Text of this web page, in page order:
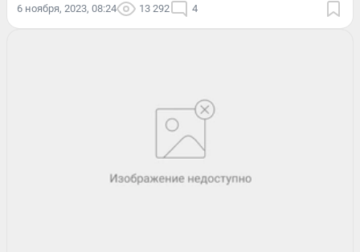
6 ноября, 2023, 08:24 13 292 4